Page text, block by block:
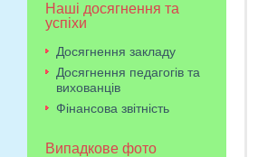
Наші досягнення та
успіхи
Досягнення закладу
Досягнення педагогів та
вихованців
Фінансова звітність
Випадкове фото